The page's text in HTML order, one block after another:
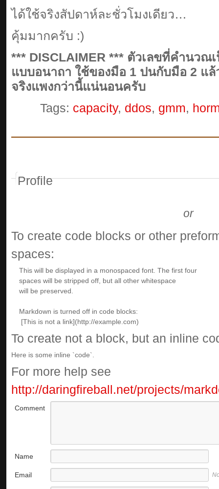
ได้ใช้จริงสัปดาห์ละชั่วโมงเดียว…
คุ้มมากครับ :)
*** DISCLAIMER *** ตัวเลขที่คำนว
แบบอนาถา ใช้ของมือ 1 ปนกับมือ 2 แ
จริงแพงกว่านี้แน่นอนครับ
Tags: capacity, ddos, gmm,
Profile
or
To create code blocks or other
spaces:
To create not a block, but an inline
Here is some inline `code`.
For more help see
http://daringfireball.net/projects/
Comment
Name
Email